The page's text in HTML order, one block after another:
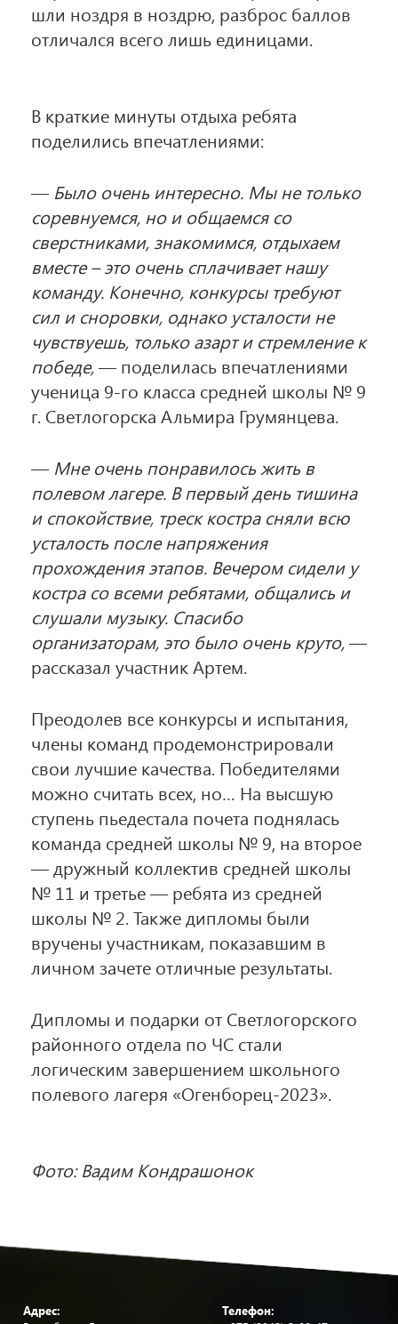
шли ноздря в ноздрю, разброс баллов
отличался всего лишь единицами.
В краткие минуты отдыха ребята
поделились впечатлениями:
— Было очень интересно. Мы не только
соревнуемся, но и общаемся со
сверстниками, знакомимся, отдыхаем
вместе – это очень сплачивает нашу
команду. Конечно, конкурсы требуют
сил и сноровки, однако усталости не
чувствуешь, только азарт и стремление к
победе,— поделилась впечатлениями
ученица 9-го класса средней школы № 9
г. Светлогорска Альмира Грумянцева.
— Мне очень понравилось жить в
полевом лагере. В первый день тишина
и спокойствие, треск костра сняли всю
усталость после напряжения
прохождения этапов. Вечером сидели у
костра со всеми ребятами, общались и
слушали музыку. Спасибо
организаторам, это было очень круто,—
рассказал участник Артем.
Преодолев все конкурсы и испытания,
члены команд продемонстрировали
свои лучшие качества. Победителями
можно считать всех, но… На высшую
ступень пьедестала почета поднялась
команда средней школы № 9, на второе
— дружный коллектив средней школы
№ 11 и третье — ребята из средней
школы № 2. Также дипломы были
вручены участникам, показавшим в
личном зачете отличные результаты.
Дипломы и подарки от Светлогорского
районного отдела по ЧС стали
логическим завершением школьного
полевого лагеря «Огенборец-2023».
Фото: Вадим Кондрашонок
Адрес:
Телефон: